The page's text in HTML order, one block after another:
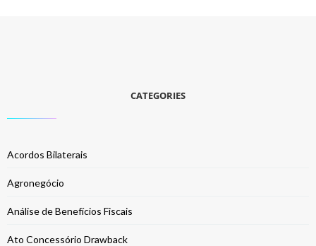
CATEGORIES
Acordos Bilaterais
Agronegócio
Análise de Benefícios Fiscais
Ato Concessório Drawback